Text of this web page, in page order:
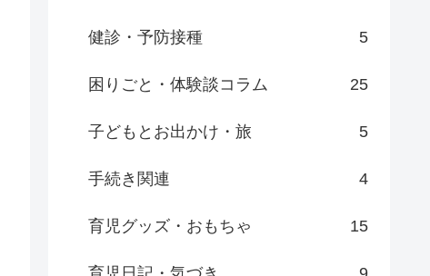
健診・予防接種 5
困りごと・体験談コラム 25
子どもとお出かけ・旅 5
手続き関連 4
育児グッズ・おもちゃ 15